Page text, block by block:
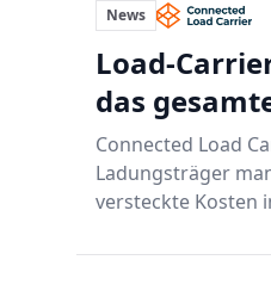
Sie die Verteilung.
Sie vollständige
und Nachhaltigkeit
News
Load-
das
Connected Load
Ladungsträger
versteckte Kosten